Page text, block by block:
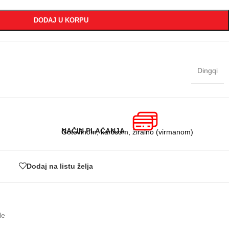
DODAJ U KORPU
Dingqi
NAČIN PLAĆANJA
Gotovinom, karticom, žiralno (virmanom)
Dodaj na listu želja